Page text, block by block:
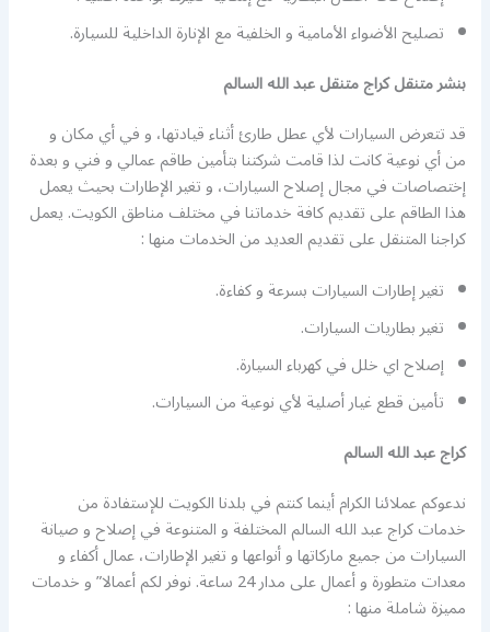
تصليح الأضواء الأمامية و الخلفية مع الإنارة الداخلية للسيارة.
بنشر متنقل كراج متنقل عبد الله السالم
قد تتعرض السيارات لأي عطل طارئ أثناء قيادتها، و في أي مكان و
من أي نوعية كانت لذا قامت شركتنا بتأمين طاقم عمالي و فني و بعدة
إختصاصات في مجال إصلاح السيارات، و تغير الإطارات بحيث يعمل
هذا الطاقم على تقديم كافة خدماتنا في مختلف مناطق الكويت. يعمل
كراجنا المتنقل على تقديم العديد من الخدمات منها :
تغير إطارات السيارات بسرعة و كفاءة.
تغير بطاريات السيارات.
إصلاح اي خلل في كهرباء السيارة.
تأمين قطع غيار أصلية لأي نوعية من السيارات.
كراج عبد الله السالم
ندعوكم عملائنا الكرام أينما كنتم في بلدنا الكويت للإستفادة من
خدمات كراج عبد الله السالم المختلفة و المتنوعة في إصلاح و صيانة
السيارات من جميع ماركاتها و أنواعها و تغير الإطارات، عمال أكفاء و
معدات متطورة و أعمال على مدار 24 ساعة. نوفر لكم أعمالا” و خدمات
مميزة شاملة منها :